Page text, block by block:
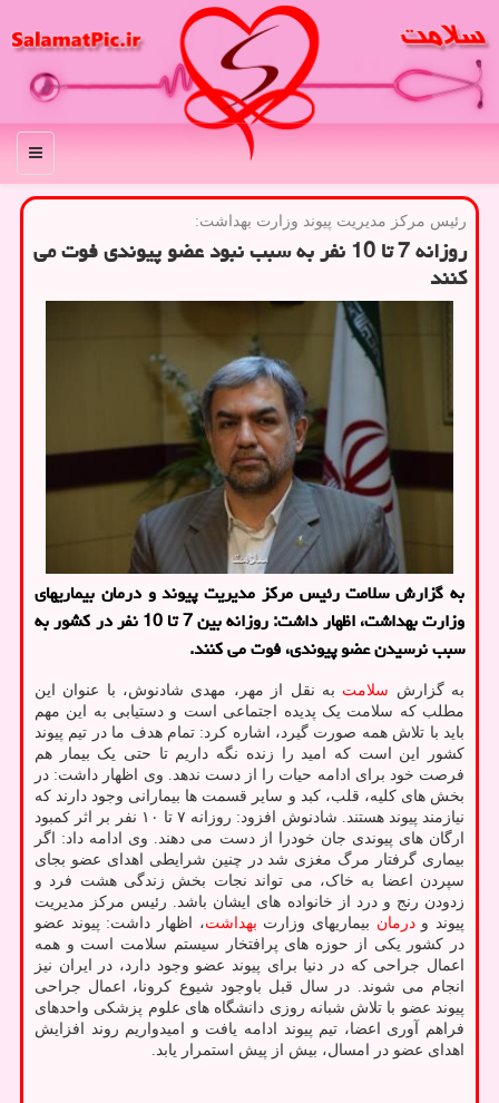
منو
رئیس مركز مدیریت پیوند وزارت بهداشت:
روزانه 7 تا 10 نفر به سبب نبود عضو پیوندی فوت می
كنند
به گزارش سلامت رئیس مرکز مدیریت پیوند و درمان بیماریهای
وزارت بهداشت، اظهار داشت: روزانه بین 7 تا 10 نفر در کشور به
سبب نرسیدن عضو پیوندی، فوت می کنند.
به گزارش سلامت به نقل از مهر، مهدی شادنوش، با عنوان این
مطلب که سلامت یک پدیده اجتماعی است و دستیابی به این مهم
باید با تلاش همه صورت گیرد، اشاره کرد: تمام هدف ما در تیم پیوند
کشور این است که امید را زنده نگه داریم تا حتی یک بیمار هم
فرصت خود برای ادامه حیات را از دست ندهد. وی اظهار داشت: در
بخش های کلیه، قلب، کبد و سایر قسمت ها بیمارانی وجود دارند که
نیازمند پیوند هستند. شادنوش افزود: روزانه ۷ تا ۱۰ نفر بر اثر کمبود
ارگان های پیوندی جان خودرا از دست می دهند. وی ادامه داد: اگر
بیماری گرفتار مرگ مغزی شد در چنین شرایطی اهدای عضو بجای
سپردن اعضا به خاک، می تواند نجات بخش زندگی هشت فرد و
زدودن رنج و درد از خانواده های ایشان باشد. رئیس مرکز مدیریت
پیوند ودرمان بیماریهای وزارت بهداشت، اظهار داشت: پیوند عضو
در کشور یکی از حوزه های پرافتخار سیستم سلامت است و همه
اعمال جراحی که در دنیا برای پیوند عضو وجود دارد، در ایران نیز
انجام می شوند. در سال قبل باوجود شیوع کرونا، اعمال جراحی
پیوند عضو با تلاش شبانه روزی دانشگاه های علوم پزشکی واحدهای
فراهم آوری اعضا، تیم پیوند ادامه یافت و امیدواریم روند افزایش
اهدای عضو در امسال، بیش از پیش استمرار یابد.